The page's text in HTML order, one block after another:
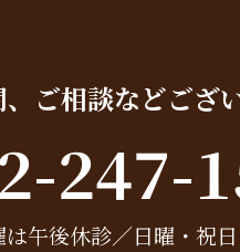
ご相談などござ
247-
午後休診／日曜・祝